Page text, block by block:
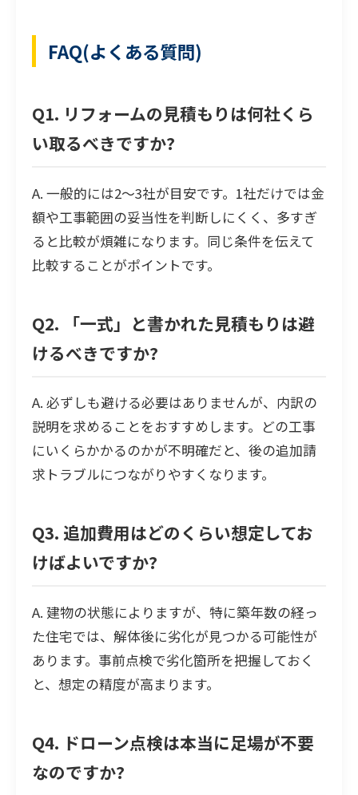
FAQ(よくある質問)
Q1. リフォームの見積もりは何社くら
い取るべきですか?
A. 一般的には2〜3社が目安です。1社だけでは金
額や工事範囲の妥当性を判断しにくく、多すぎ
ると比較が煩雑になります。同じ条件を伝えて
比較することがポイントです。
Q2. 「一式」と書かれた見積もりは避
けるべきですか?
A. 必ずしも避ける必要はありませんが、内訳の
説明を求めることをおすすめします。どの工事
にいくらかかるのかが不明確だと、後の追加請
求トラブルにつながりやすくなります。
Q3. 追加費用はどのくらい想定してお
けばよいですか?
A. 建物の状態によりますが、特に築年数の経っ
た住宅では、解体後に劣化が見つかる可能性が
あります。事前点検で劣化箇所を把握しておく
と、想定の精度が高まります。
Q4. ドローン点検は本当に足場が不要
なのですか?